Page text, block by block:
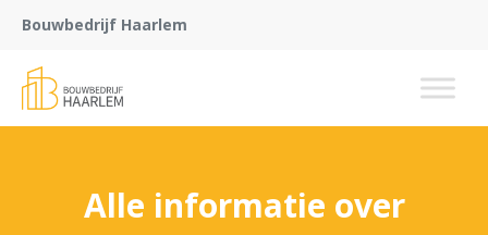
Bouwbedrijf Haarlem
Alle informatie over